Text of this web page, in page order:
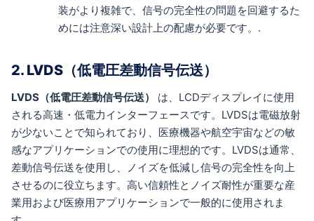
装がより複雑で、信号の完全性の問題を回避するた
めには注意深い設計上の配慮が必要です。.
2. LVDS（低電圧差動信号伝送）
LVDS（低電圧差動信号伝送）
は、LCDディスプレイに使用
される高速・低電力インターフェースです。LVDSは電磁放射
が少ないことで知られており、医療機器や航空宇宙などの敏
感なアプリケーションでの使用に理想的です。LVDSは通常、
差動信号伝送を使用し、ノイズを低減し信号の完全性を向上
させるのに役立ちます。高い信頼性とノイズ耐性が重要な産
業用および医療用アプリケーションで一般的に使用されま